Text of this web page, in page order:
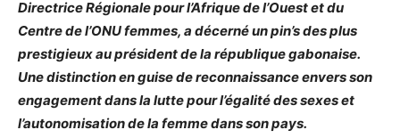
Directrice Régionale pour l’Afrique de l’Ouest et du
Centre de l’ONU femmes, a décerné un pin’s des plus
prestigieux au président de la république gabonaise.
Une distinction en guise de reconnaissance envers son
engagement dans la lutte pour l’égalité des sexes et
l’autonomisation de la femme dans son pays.